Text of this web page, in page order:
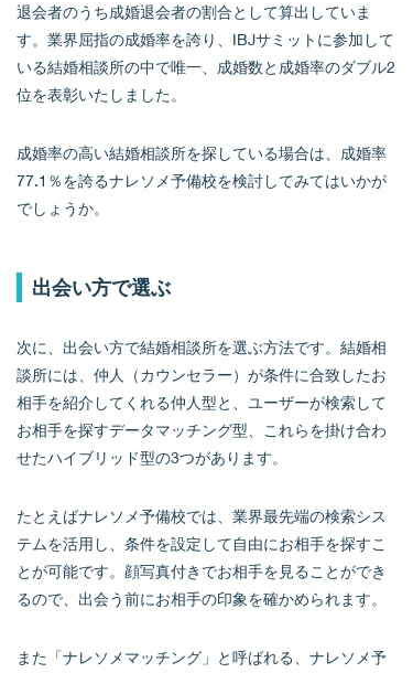
退会者のうち成婚退会者の割合として算出していま
す。業界屈指の成婚率を誇り、IBJサミットに参加して
いる結婚相談所の中で唯一、成婚数と成婚率のダブル2
位を表彰いたしました。
成婚率の高い結婚相談所を探している場合は、成婚率
77.1％を誇るナレソメ予備校を検討してみてはいかが
でしょうか。
出会い方で選ぶ
次に、出会い方で結婚相談所を選ぶ方法です。結婚相
談所には、仲人（カウンセラー）が条件に合致したお
相手を紹介してくれる仲人型と、ユーザーが検索して
お相手を探すデータマッチング型、これらを掛け合わ
せたハイブリッド型の3つがあります。
たとえばナレソメ予備校では、業界最先端の検索シス
テムを活用し、条件を設定して自由にお相手を探すこ
とが可能です。顔写真付きでお相手を見ることができ
るので、出会う前にお相手の印象を確かめられます。
また「ナレソメマッチング」と呼ばれる、ナレソメ予